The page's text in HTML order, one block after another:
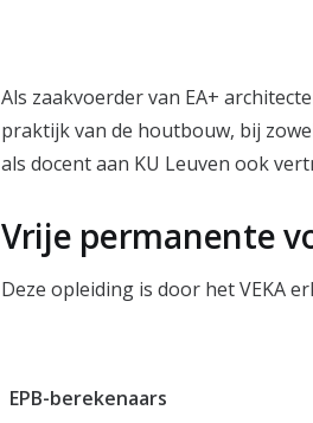
Als zaakvoerder van EA+
praktijk van de houtbouw, bij
als docent aan KU Leuven ook
Vrije permanente
Deze opleiding is door het VEKA
EPB-berekenaars